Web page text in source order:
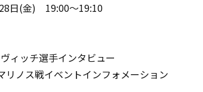
日(金) 19:00～19:10
ィッチ選手インタビュー
リノス戦イベントインフォメーション